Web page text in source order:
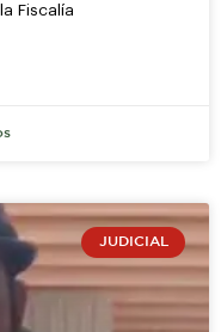
Fiscalía
JUDICIAL